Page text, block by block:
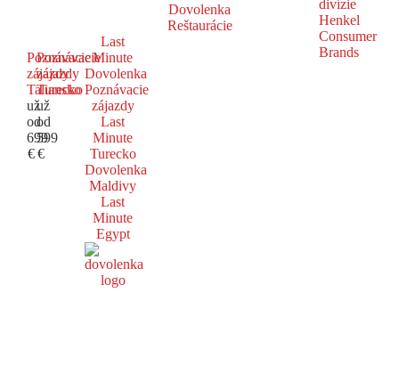
Dovolenka
Reštaurácie
Poznávacie
zájazdy
Taliansko
už
od
699
€
Poznávacie
zájazdy
Turecko
už
od
599
€
Last
Minute
Dovolenka
Poznávacie
zájazdy
Last
Minute
Turecko
Dovolenka
Maldivy
Last
Minute
Egypt